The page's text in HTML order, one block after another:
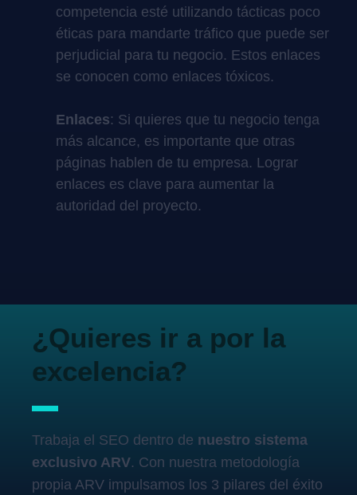
competencia esté utilizando tácticas poco
éticas para mandarte tráfico que puede ser
perjudicial para tu negocio. Estos enlaces
se conocen como enlaces tóxicos.
Enlaces: Si quieres que tu negocio tenga
más alcance, es importante que otras
páginas hablen de tu empresa. Lograr
enlaces es clave para aumentar la
autoridad del proyecto.
¿Quieres ir a por la
excelencia?
Trabaja el SEO dentro de nuestro sistema
exclusivo ARV. Con nuestra metodología
propia ARV impulsamos los 3 pilares del éxito